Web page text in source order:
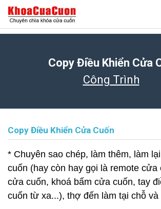
Copy Điều Khiển Cửa
Công Trình
Copy Điều Khiển Cửa Cuốn
* Chuyên sao chép, làm thêm, làm
cuốn (hay còn hay gọi là remote cửa
cửa cuốn, khoá bấm cửa cuốn, tay
cuốn từ xa...), thợ đến làm tại chỗ và